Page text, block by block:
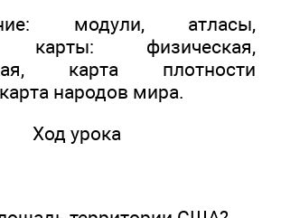
модули, атласы,
карты: физическая,
карта плотности
народов мира.
Ход урока